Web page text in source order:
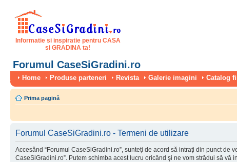
Informatie si inspiratie pentru CASA
si GRADINA ta!
Forumul CaseSiGradini.ro
Home Produse parteneri Revista Galerie imagini Catalog
Prima pagină
Forumul CaseSiGradini.ro - Termeni de utilizare
Accesând “Forumul CaseSiGradini.ro”, sunteţi de acord să intraţi din punct
CaseSiGradini.ro”. Putem schimba acest lucru oricând şi ne vom strădui să